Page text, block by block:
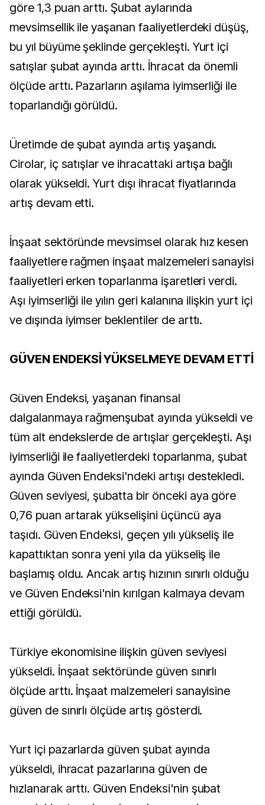
göre 1,3 puan arttı. Şubat aylarında
mevsimsellik ile yaşanan faaliyetlerdeki düşüş,
bu yıl büyüme şeklinde gerçekleşti. Yurt içi
satışlar şubat ayında arttı. İhracat da önemli
ölçüde arttı. Pazarların aşılama iyimserliği ile
toparlandığı görüldü.
Üretimde de şubat ayında artış yaşandı.
Cirolar, iç satışlar ve ihracattaki artışa bağlı
olarak yükseldi. Yurt dışı ihracat fiyatlarında
artış devam etti.
İnşaat sektöründe mevsimsel olarak hız kesen
faaliyetlere rağmen inşaat malzemeleri sanayisi
faaliyetleri erken toparlanma işaretleri verdi.
Aşı iyimserliği ile yılın geri kalanına ilişkin yurt içi
ve dışında iyimser beklentiler de arttı.
GÜVEN ENDEKSİ YÜKSELMEYE DEVAM ETTİ
Güven Endeksi, yaşanan finansal
dalgalanmaya rağmenşubat ayında yükseldi ve
tüm alt endekslerde de artışlar gerçekleşti. Aşı
iyimserliği ile faaliyetlerdeki toparlanma, şubat
ayında Güven Endeksi'ndeki artışı destekledi.
Güven seviyesi, şubatta bir önceki aya göre
0,76 puan artarak yükselişini üçüncü aya
taşıdı. Güven Endeksi, geçen yılı yükseliş ile
kapattıktan sonra yeni yıla da yükseliş ile
başlamış oldu. Ancak artış hızının sınırlı olduğu
ve Güven Endeksi'nin kırılgan kalmaya devam
ettiği görüldü.
Türkiye ekonomisine ilişkin güven seviyesi
yükseldi. İnşaat sektöründe güven sınırlı
ölçüde arttı. İnşaat malzemeleri sanayisine
güven de sınırlı ölçüde artış gösterdi.
Yurt içi pazarlarda güven şubat ayında
yükseldi, ihracat pazarlarına güven de
hızlanarak arttı. Güven Endeksi'nin şubat